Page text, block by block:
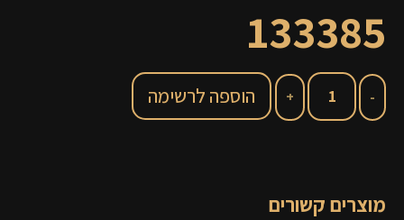
133385
הוספה לרשימה
מוצרים קשורים